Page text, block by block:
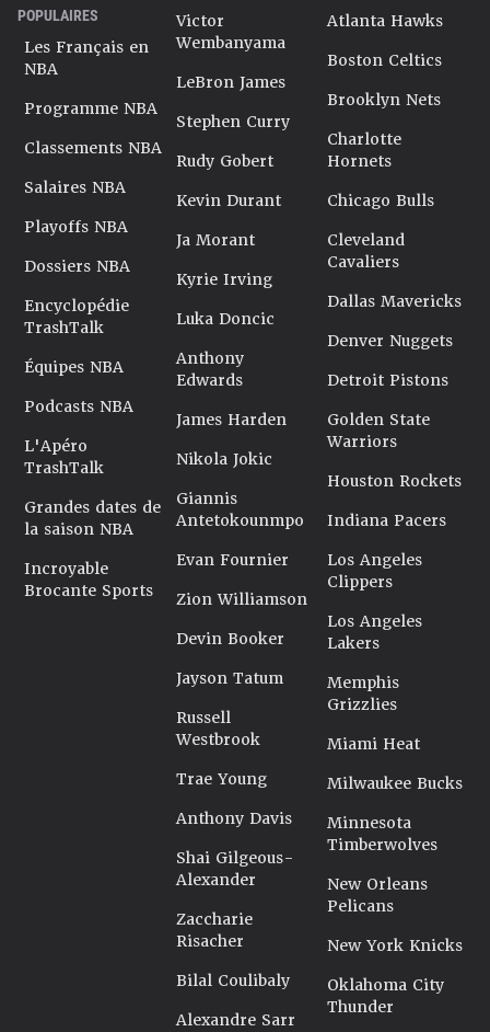
POPULAIRES
Les Français en
NBA
Programme NBA
Classements NBA
Salaires NBA
Playoffs NBA
Dossiers NBA
Encyclopédie
TrashTalk
Équipes NBA
Podcasts NBA
L'Apéro
TrashTalk
Grandes dates de
la saison NBA
Incroyable
Brocante Sports
Victor
Wembanyama
LeBron James
Stephen Curry
Rudy Gobert
Kevin Durant
Ja Morant
Kyrie Irving
Luka Doncic
Anthony
Edwards
James Harden
Nikola Jokic
Giannis
Antetokounmpo
Evan Fournier
Zion Williamson
Devin Booker
Jayson Tatum
Russell
Westbrook
Trae Young
Anthony Davis
Shai Gilgeous-
Alexander
Zaccharie
Risacher
Bilal Coulibaly
Alexandre Sarr
Atlanta Hawks
Boston Celtics
Brooklyn Nets
Charlotte
Hornets
Chicago Bulls
Cleveland
Cavaliers
Dallas Mavericks
Denver Nuggets
Detroit Pistons
Golden State
Warriors
Houston Rockets
Indiana Pacers
Los Angeles
Clippers
Los Angeles
Lakers
Memphis
Grizzlies
Miami Heat
Milwaukee Bucks
Minnesota
Timberwolves
New Orleans
Pelicans
New York Knicks
Oklahoma City
Thunder